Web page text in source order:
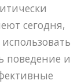
сегодня,
поведение и